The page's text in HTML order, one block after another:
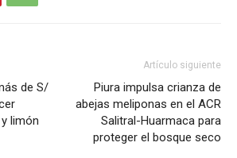
de S/
limón
Artículo siguiente
Piura impulsa crianza de
abejas meliponas en el ACR
Salitral-Huarmaca para
proteger el bosque seco